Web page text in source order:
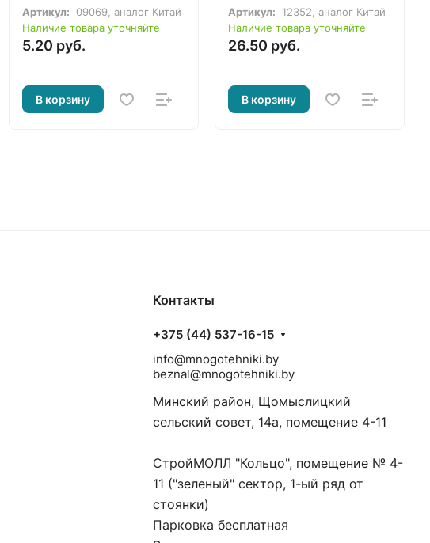
143R
Артикул:
09069, аналог Китай
Наличие товара уточняйте
5.20 руб.
В корзину
(под бабочку)
Артикул:
12352, аналог Китай
Наличие товара уточняйте
26.50 руб.
В корзину
Контакты
+375 (44) 537-16-15
info@mnogotehniki.by
beznal@mnogotehniki.by
Минский район, Щомыслицкий
сельский совет, 14а, помещение 4-11
СтройМОЛЛ "Кольцо", помещение № 4-
11 ("зеленый" сектор, 1-ый ряд от
стоянки)
Парковка бесплатная